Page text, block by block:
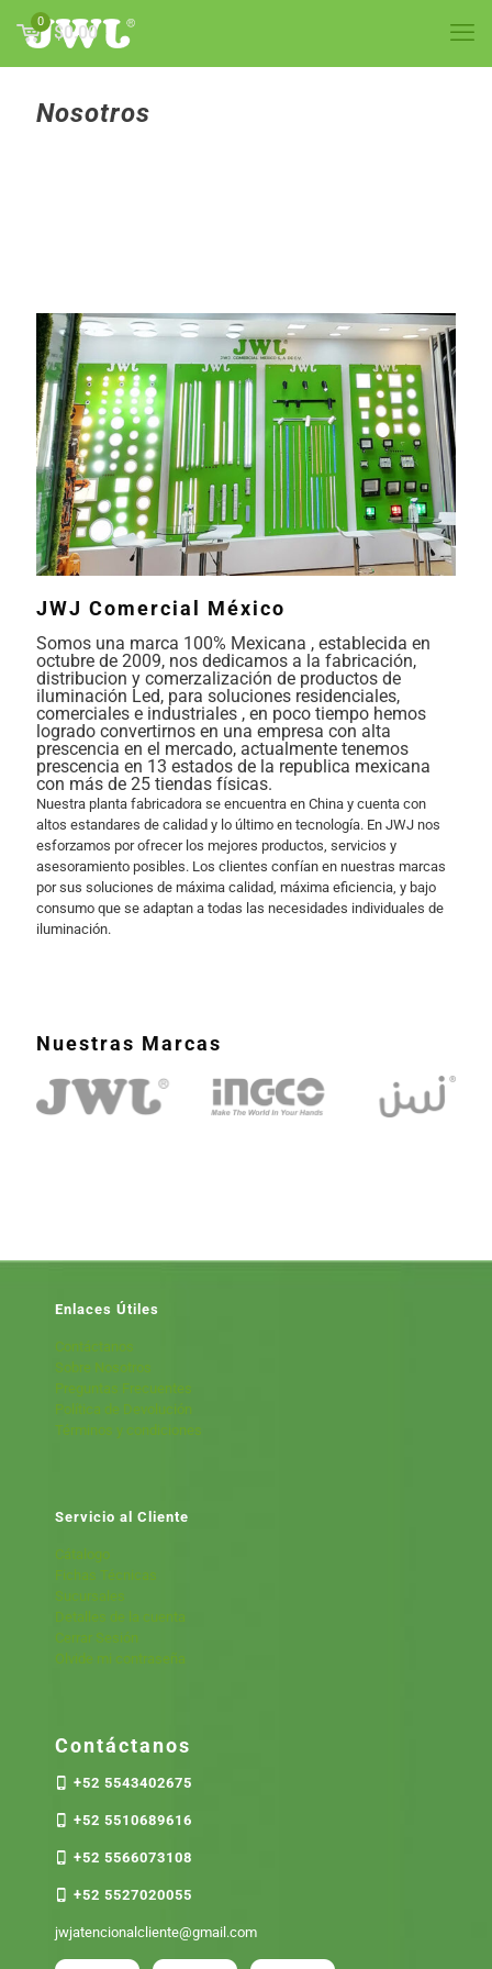
0
$0.00
Nosotros
JWJ Comercial México
Somos una marca 100% Mexicana , establecida en
octubre de 2009, nos dedicamos a la fabricación,
distribucion y comerzalización de productos de
iluminación Led, para soluciones residenciales,
comerciales e industriales , en poco tiempo hemos
logrado convertirnos en una empresa con alta
prescencia en el mercado, actualmente tenemos
prescencia en 13 estados de la republica mexicana
con más de 25 tiendas físicas.
Nuestra planta fabricadora se encuentra en China y cuenta con
altos estandares de calidad y lo último en tecnología. En JWJ nos
esforzamos por ofrecer los mejores productos, servicios y
asesoramiento posibles. Los clientes confían en nuestras marcas
por sus soluciones de máxima calidad, máxima eficiencia, y bajo
consumo que se adaptan a todas las necesidades individuales de
iluminación.
Nuestras Marcas
Enlaces Útiles
Contáctanos
Sobre Nosotros
Preguntas Frecuentes
Política de Devolución
Términos y condiciones
Servicio al Cliente
Cátalogo
Fichas Técnicas
Sucursales
Detalles de la cuenta
Cerrar Sesión
Olvide mi contraseña
Contáctanos
+52 5543402675
+52 5510689616
+52 5566073108
+52 5527020055
jwjatencionalcliente@gmail.com